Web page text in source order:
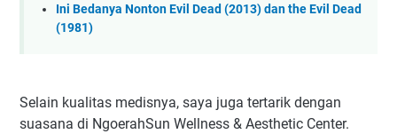
Ini Bedanya Nonton Evil Dead (2013) dan the Evil Dead
(1981)
Selain kualitas medisnya, saya juga tertarik dengan
suasana di NgoerahSun Wellness & Aesthetic Center.